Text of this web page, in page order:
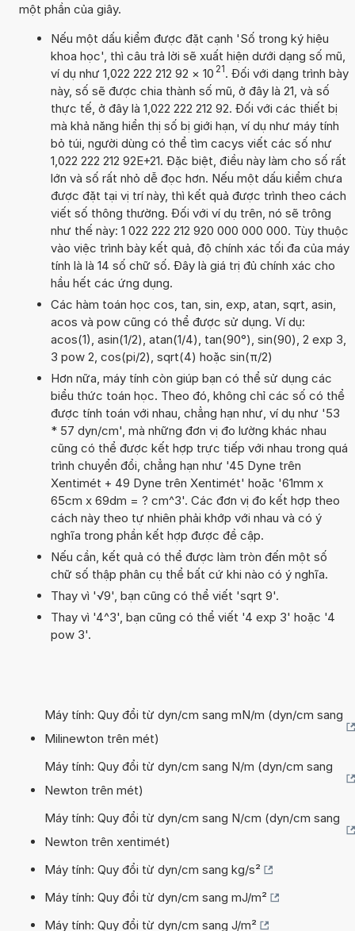
một phần của giây.
Nếu một dấu kiểm được đặt cạnh 'Số trong ký hiệu
khoa học', thì câu trả lời sẽ xuất hiện dưới dạng số mũ,
ví dụ như 1,022 222 212 92 × 10 21. Đối với dạng trình bày
này, số sẽ được chia thành số mũ, ở đây là 21, và số
thực tế, ở đây là 1,022 222 212 92. Đối với các thiết bị
mà khả năng hiển thị số bị giới hạn, ví dụ như máy tính
bỏ túi, người dùng có thể tìm cacys viết các số như
1,022 222 212 92E+21. Đặc biệt, điều này làm cho số rất
lớn và số rất nhỏ dễ đọc hơn. Nếu một dấu kiểm chưa
được đặt tại vị trí này, thì kết quả được trình theo cách
viết số thông thường. Đối với ví dụ trên, nó sẽ trông
như thế này: 1 022 222 212 920 000 000 000. Tùy thuộc
vào việc trình bày kết quả, độ chính xác tối đa của máy
tính là là 14 số chữ số. Đây là giá trị đủ chính xác cho
hầu hết các ứng dụng.
Các hàm toán học cos, tan, sin, exp, atan, sqrt, asin,
acos và pow cũng có thể được sử dụng. Ví dụ:
acos(1), asin(1/2), atan(1/4), tan(90°), sin(90), 2 exp 3,
3 pow 2, cos(pi/2), sqrt(4) hoặc sin(π/2)
Hơn nữa, máy tính còn giúp bạn có thể sử dụng các
biểu thức toán học. Theo đó, không chỉ các số có thể
được tính toán với nhau, chẳng hạn như, ví dụ như '53
* 57 dyn/cm', mà những đơn vị đo lường khác nhau
cũng có thể được kết hợp trực tiếp với nhau trong quá
trình chuyển đổi, chẳng hạn như '45 Dyne trên
Xentimét + 49 Dyne trên Xentimét' hoặc '61mm x
65cm x 69dm = ? cm^3'. Các đơn vị đo kết hợp theo
cách này theo tự nhiên phải khớp với nhau và có ý
nghĩa trong phần kết hợp được đề cập.
Nếu cần, kết quả có thể được làm tròn đến một số
chữ số thập phân cụ thể bất cứ khi nào có ý nghĩa.
Thay vì '√9', bạn cũng có thể viết 'sqrt 9'.
Thay vì '4^3', bạn cũng có thể viết '4 exp 3' hoặc '4
pow 3'.
Máy tính: Quy đổi từ dyn/cm sang mN/m (dyn/cm sang
Milinewton trên mét)
Máy tính: Quy đổi từ dyn/cm sang N/m (dyn/cm sang
Newton trên mét)
Máy tính: Quy đổi từ dyn/cm sang N/cm (dyn/cm sang
Newton trên xentimét)
Máy tính: Quy đổi từ dyn/cm sang kg/s²
Máy tính: Quy đổi từ dyn/cm sang mJ/m²
Máy tính: Quy đổi từ dyn/cm sang J/m²